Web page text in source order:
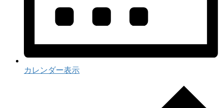
カレンダー表示